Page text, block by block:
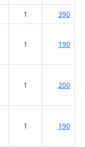
1 390
1 190
1 200
1 190